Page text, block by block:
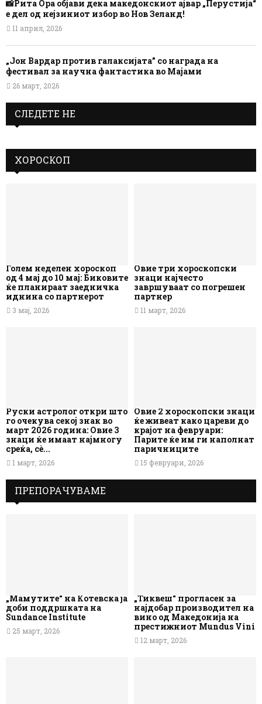
📸Рита Ора објави дека македонскиот ајвар „Перустија“
е дел од нејзиниот избор во Нов Зеланд!
11 април, 2026
„Јон Вардар против галаксијата” со награда на
фестивал за научна фантастика во Мајами
26 март, 2026
СЛЕДЕТЕ НЕ
ХОРОСКОП
Голем неделен хороскоп
од 4 мај до 10 мај: Биковите
ќе планираат заедничка
иднина со партнерот
3 мај, 2026
Овие три хороскопски
знаци најчесто
завршуваат со погрешен
партнер
11 март, 2026
Руски астролог откри што
го очекува секој знак во
март 2026 година: Овие 3
знаци ќе имаат најмногу
среќа, сè...
1 март, 2026
Овие 2 хороскопски знаци
ќе живеат како цареви до
крајот на февруари:
Парите ќе им ги наполнат
паричниците
15 февруари, 2026
ПРЕПОРАЧУВАМЕ
„Мамутите“ на Котевска ја
доби поддршката на
Sundance Institute
25 март, 2026
„Тиквеш“ прогласен за
најдобар производител на
вино од Македонија на
престижниот Mundus Vini
12 март, 2026